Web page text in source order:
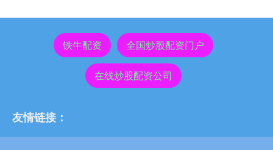
铁牛配资 全国炒股配资门户
在线炒股配资公司
友情链接：